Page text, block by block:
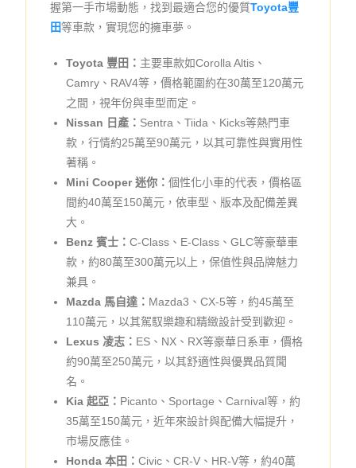
握第一手市場動態，找到最適合您的優質Toyota豐
田等車款，實現您的擁車夢。
Toyota 豐田： 主要車款如Corolla Altis、
Camry、RAV4等，價格範圍約在30萬至120萬元
之間，視年份與車型而定。
Nissan 日產： Sentra、Tiida、Kicks等熱門車
款，行情約25萬至90萬元，以其可靠性與實用性
著稱。
Mini Cooper 迷你：個性化小車的代表，價格區
間約40萬至150萬元，依車型、版本及配備差異
大。
Benz 賓士：C-Class、E-Class、GLC等豪華車
款，約80萬至300萬元以上，保值性與品牌魅力
兼具。
Mazda 馬自達： Mazda3、CX-5等，約45萬至
110萬元，以其駕馭樂趣和精緻設計受到歡迎。
Lexus 凌志： ES、NX、RX等豪華日系車，價格
約90萬至250萬元，以其舒適性與優異品質聞
名。
Kia 起亞： Picanto、Sportage、Carnival等，約
35萬至150萬元，近年來設計與配備大幅提升，
市場反應佳。
Honda 本田：Civic、CR-V、HR-V等，約40萬